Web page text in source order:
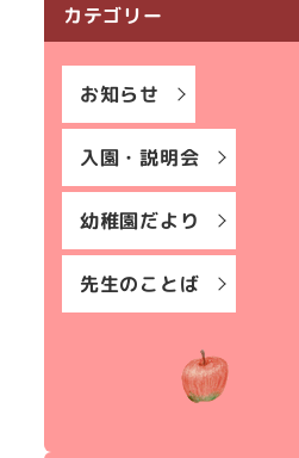
カテゴリー
お知らせ
入園・説明会
幼稚園だより
先生のことば